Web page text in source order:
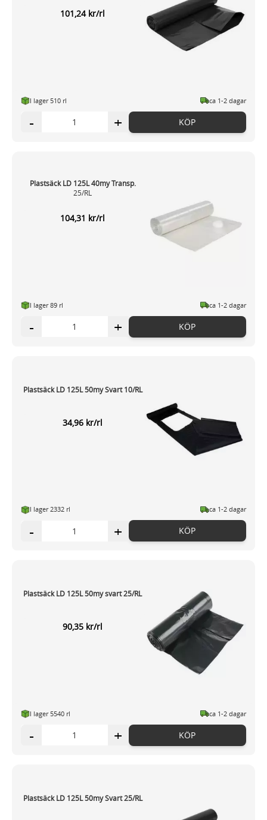
101,24 kr/rl
I lager 510 rl ca 1-2 dagar
- + KÖP
Plastsäck LD 125L 40my Transp.
25/RL
104,31 kr/rl
I lager 89 rl ca 1-2 dagar
- + KÖP
Plastsäck LD 125L 50my Svart 10/RL
34,96 kr/rl
I lager 2332 rl ca 1-2 dagar
- + KÖP
Plastsäck LD 125L 50my svart 25/RL
90,35 kr/rl
I lager 5540 rl ca 1-2 dagar
- + KÖP
Plastsäck LD 125L 50my Svart 25/RL